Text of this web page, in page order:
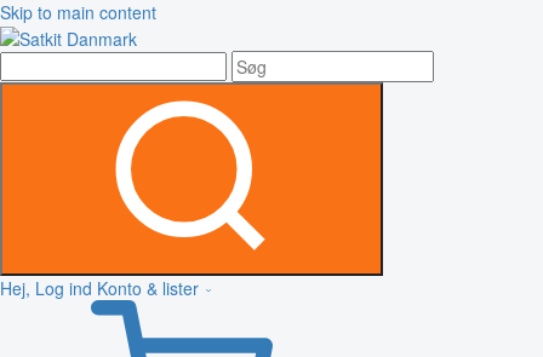
Skip to main content
Hej, Log ind Konto & lister